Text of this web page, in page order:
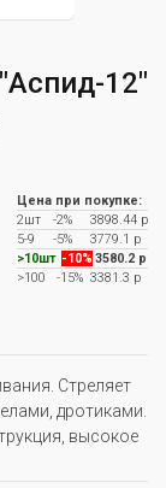
12"
Цена при покупке:
2шт
-2%
3898.44 р
5-9
-5%
3779.1 р
>10шт -10% 3580.2 р
>100
-15% 3381.3 р
Стреляет
дротиками.
высокое